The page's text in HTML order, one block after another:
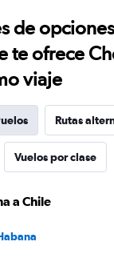
de opciones
te ofrece
viaje
Rutas
Vuelos por clase
a Chile